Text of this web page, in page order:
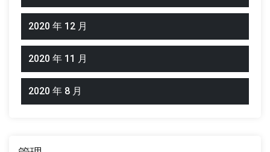
2020 年 12 月
2020 年 11 月
2020 年 8 月